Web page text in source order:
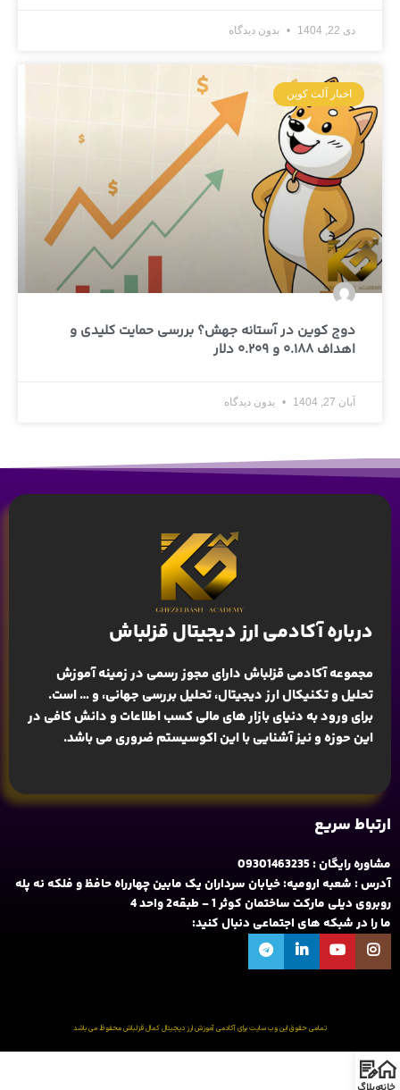
دی 22, 1404 بدون دیدگاه
اخبار آلت کوین
دوج کوین در آستانه جهش؟ بررسی حمایت کلیدی و
اهداف 0.188 و 0.209 دلار
آبان 27, 1404 بدون دیدگاه
درباره آکادمی ارز دیجیتال قزلباش
مجموعه آکادمی قزلباش دارای مجوز رسمی در زمینهآموزش
تحلیل و تکنیکال ارز دیجیتال، تحلیل بررسی جهانی، و … است.
برای ورود به دنیای بازار های مالی کسب اطلاعات و دانش کافی در
این حوزه و نیز آشنایی با این اکوسیستم ضروری می باشد.
ارتباط سریع
مشاوره رایگان : 09301463235
آدرس : شعبه ارومیه: خیابان سرداران یک مابین چهارراه حافظ و فلکه نه پله
روبروی دیلی مارکت ساختمان کوثر 1 - طبقه2 واحد 4
ما را در شبکه های اجتماعی دنبال کنید:
تمامی حقوق این وب سایت برای آکادمی آموزش ارز دیجیتال کمال قزلباش محفوظ می باشد